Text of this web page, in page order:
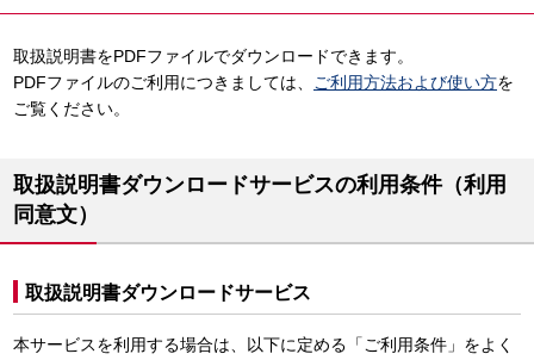
取扱説明書をPDFファイルでダウンロードできます。
PDFファイルのご利用につきましては、
ご利用方法および使い方を
ご覧ください。
取扱説明書ダウンロードサービスの利用条件（利用
同意文）
取扱説明書ダウンロードサービス
本サービスを利用する場合は、以下に定める「ご利用条件」をよく